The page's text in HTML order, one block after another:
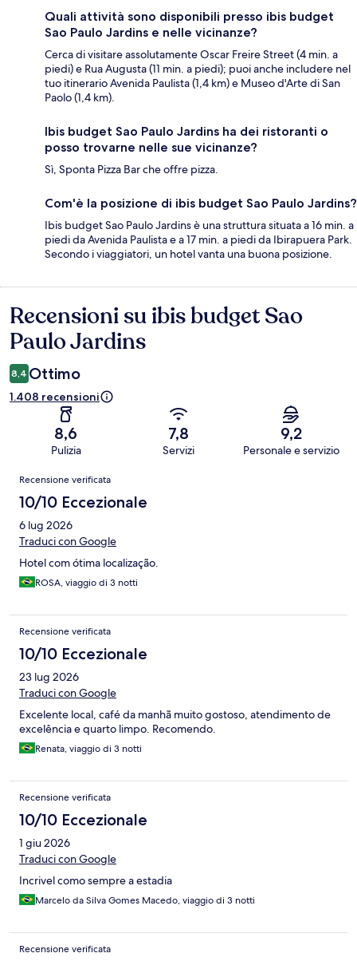
Quali attività sono disponibili presso ibis budget
Sao Paulo Jardins e nelle vicinanze?
Cerca di visitare assolutamente Oscar Freire Street (4 min. a
piedi) e Rua Augusta (11 min. a piedi); puoi anche includere nel
tuo itinerario Avenida Paulista (1,4 km) e Museo d'Arte di San
Paolo (1,4 km).
Ibis budget Sao Paulo Jardins ha dei ristoranti o
posso trovarne nelle sue vicinanze?
Sì, Sponta Pizza Bar che offre pizza.
Com'è la posizione di ibis budget Sao Paulo Jardins?
Ibis budget Sao Paulo Jardins è una struttura situata a 16 min. a
piedi da Avenida Paulista e a 17 min. a piedi da Ibirapuera Park.
Secondo i viaggiatori, un hotel vanta una buona posizione.
Recensioni
Recensioni su ibis budget Sao
Paulo Jardins
8,4 Ottimo
1.408 recensioni
8,6
Pulizia
7,8
Servizi
9,2
Personale e servizio
Recensioni
Recensione verificata
10/10 Eccezionale
6 lug 2026
Traduci con Google
Hotel com ótima localização.
ROSA, viaggio di 3 notti
Recensione verificata
10/10 Eccezionale
23 lug 2026
Traduci con Google
Excelente local, café da manhã muito gostoso, atendimento de
excelência e quarto limpo. Recomendo.
Renata, viaggio di 3 notti
Recensione verificata
10/10 Eccezionale
1 giu 2026
Traduci con Google
Incrivel como sempre a estadia
Marcelo da Silva Gomes Macedo, viaggio di 3 notti
Recensione verificata